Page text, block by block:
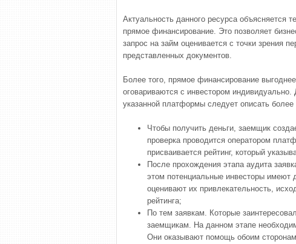
Актуальность данного ресурса объясняется
прямое финансирование. Это позволяет
запрос на займ оценивается с точки зрения
представленных документов.
Более того, прямое финансирование
оговариваются с инвестором
указанной платформы следует описать более
Чтобы получить деньги, заемщик
проверка проводится оператором
присваивается рейтинг, который
После прохождения этапа аудита
этом потенциальные инвесторы
оценивают их привлекательность,
рейтинга;
По тем заявкам. Которые
заемщикам. На данном этапе
Они оказывают помощь обоим